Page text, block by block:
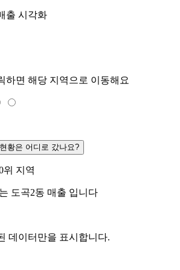
출 시각화
하면 해당 지역으로 이동해요
황은 어디로 갔나요?
위 지역
도곡2동 매출 입니다
데이터만을 표시합니다.